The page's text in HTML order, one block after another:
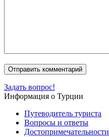
Задать вопрос!
Информация о Турции
Путеводитель туриста
Вопросы и ответы
Достопримечательности